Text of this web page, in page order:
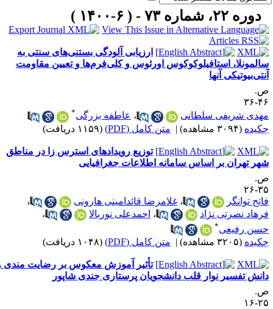
ارزیابی آلودگی بستنی‌های سنتی به
استافیلوکوکوس اورئوس و کلی‌فرم‌ها و تعیین مقاومت
آنها
سلطانی ،عاطفه بزرگی *
| متن کامل (PDF) (۱۱۵۹ دریافت)
توزیع رویدادهای استرس زا در مناطق
بر اساس سامانه اطلاعات جغرافیایی
،غلامرضا قائدامینی هارونی
،
نژاد
،احمدعلی نوربالا
،
| متن کامل (PDF) (۱۰۴۸ دریافت)
تأثیر آموزش معکوس بر رضایت مندی و
نوار قلب دانشجویان پرستاری جندی شاپور